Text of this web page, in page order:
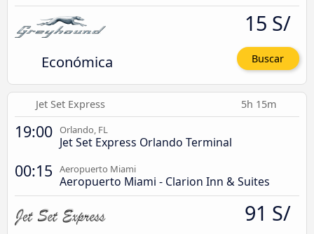
Económica
15 S/
Buscar
Jet Set Express 5h 15m
19:00 Orlando, FL
Jet Set Express Orlando Terminal
00:15 Aeropuerto Miami
Aeropuerto Miami - Clarion Inn & Suites
91 S/